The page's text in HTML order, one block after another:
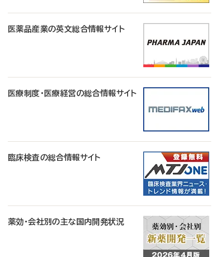
医薬品産業の英文総合情報サイト
医療制度・医療経営の総合情報サイト
臨床検査の総合情報サイト
薬効・会社別の主な国内開発状況